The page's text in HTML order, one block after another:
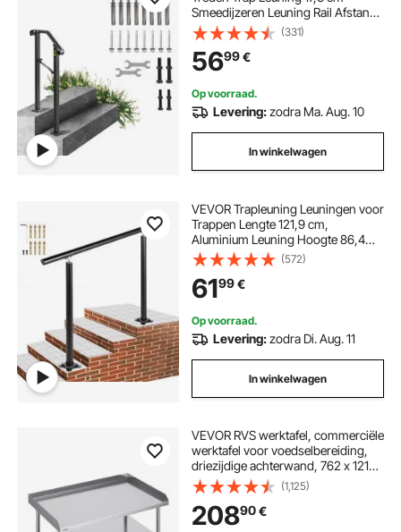
Smeedijzeren Leuning Rail Afstand
Tussen Palen 30 cm Outdoor
Indoor Trapleuning voor Tuinen
Woongebouwen Commerciële
Kantoorgebouwen Zwart
(331)
5699€
Op voorraad.
Levering:zodra Ma. Aug. 10
In winkelwagen
VEVOR Trapleuning Leuningen voor
Trappen Lengte 121,9 cm,
Aluminium Leuning Hoogte 86,4
cm, Stairs Outdoor Handrail, 2 mm
Dikke Leuning, Leuningen voor
Buiten en Binnen, Verstelbaar Bereik
met Zwart
(572)
6199€
Op voorraad.
Levering:zodra Di. Aug. 11
In winkelwagen
VEVOR RVS werktafel, commerciële
werktafel voor voedselbereiding,
driezijdige achterwand, 762 x 1219
x 660 mm, draagvermogen 689 kg,
met verstelbare hoogte voor
restaurants
(1,125)
20890€